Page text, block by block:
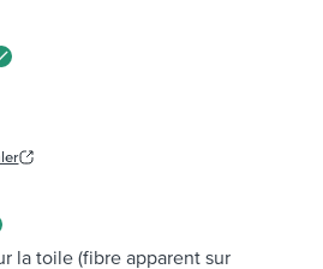
la toile (fibre apparent sur